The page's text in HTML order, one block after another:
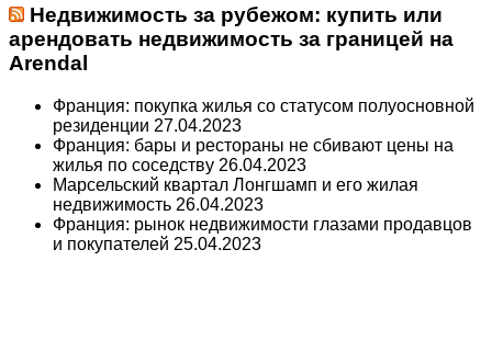
Недвижимость за рубежом: купить или
арендовать недвижимость за границей на
Arendal
Франция: покупка жилья со статусом полуосновной
резиденции 27.04.2023
Франция: бары и рестораны не сбивают цены на
жилья по соседству 26.04.2023
Марсельский квартал Лонгшамп и его жилая
недвижимость 26.04.2023
Франция: рынок недвижимости глазами продавцов
и покупателей 25.04.2023